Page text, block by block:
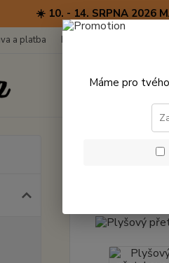
☀️ 10. - 14. SRPNA 2026
a platba Kontakty
Plyšový
Máme pro